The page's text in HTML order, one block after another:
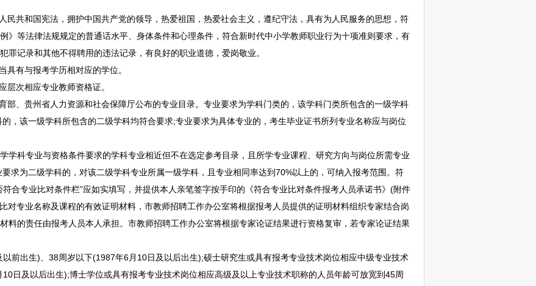
共和国宪法，拥护中国共产党的领导，热爱祖国，热爱社会主义，遵纪守法，具有为人民服务的思想，符
》等法律法规规定的普通话水平、身体条件和心理条件，符合新时代中小学教师职业行为十项准则要求，有
罪记录和其他不得聘用的违法记录，有良好的职业道德，爱岗敬业。
具有与报考学历相对应的学位。
层次相应专业教师资格证。
、贵州省人力资源和社会保障厅公布的专业目录。专业要求为学科门类的，该学科门类所包含的一级学科
，该一级学科所包含的二级学科均符合要求;专业要求为具体专业的，考生毕业证书所列专业名称应与岗位
科专业与资格条件要求的学科专业相近但不在选定参考目录，且所学专业课程、研究方向与岗位所需专业
求为二级学科的，对该二级学科专业所属一级学科，且专业相同率达到70%以上的，可纳入报考范围。符
合专业比对条件栏”应如实填写，并提供本人亲笔签字按手印的《符合专业比对条件报考人员承诺书》(附件
对专业名称及课程的有效证明材料，市教师招聘工作办公室将根据报考人员提供的证明材料组织专家结合岗
料的责任由报考人员本人承担。市教师招聘工作办公室将根据专家论证结果进行资格复审，若专家论证结果
出生)、38周岁以下(1987年6月10日及以后出生);硕士研究生或具有报考专业技术岗位相应中级专业技术
日及以后出生);博士学位或具有报考专业技术岗位相应高级及以上专业技术职称的人员年龄可放宽到45周